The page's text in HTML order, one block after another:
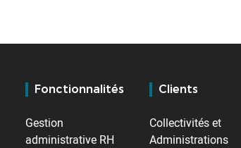
Fonctionnalités
Gestion
administrative RH
Clients
Collectivités et
Administrations